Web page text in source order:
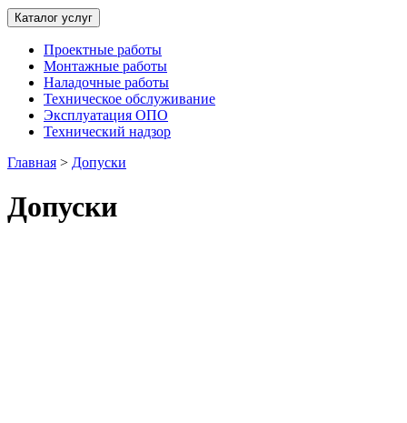
Каталог услуг
Проектные работы
Монтажные работы
Наладочные работы
Техническое обслуживание
Эксплуатация ОПО
Технический надзор
Главная > Допуски
Допуски